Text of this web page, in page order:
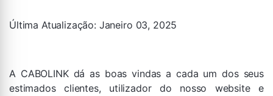
Última Atualização: Janeiro 03, 2025
A CABOLINK dá as boas vindas a cada um dos seus
estimados clientes, utilizador do nosso website e